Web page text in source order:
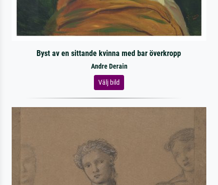
Byst av en sittande kvinna med bar överkropp
Andre Derain
Välj bild